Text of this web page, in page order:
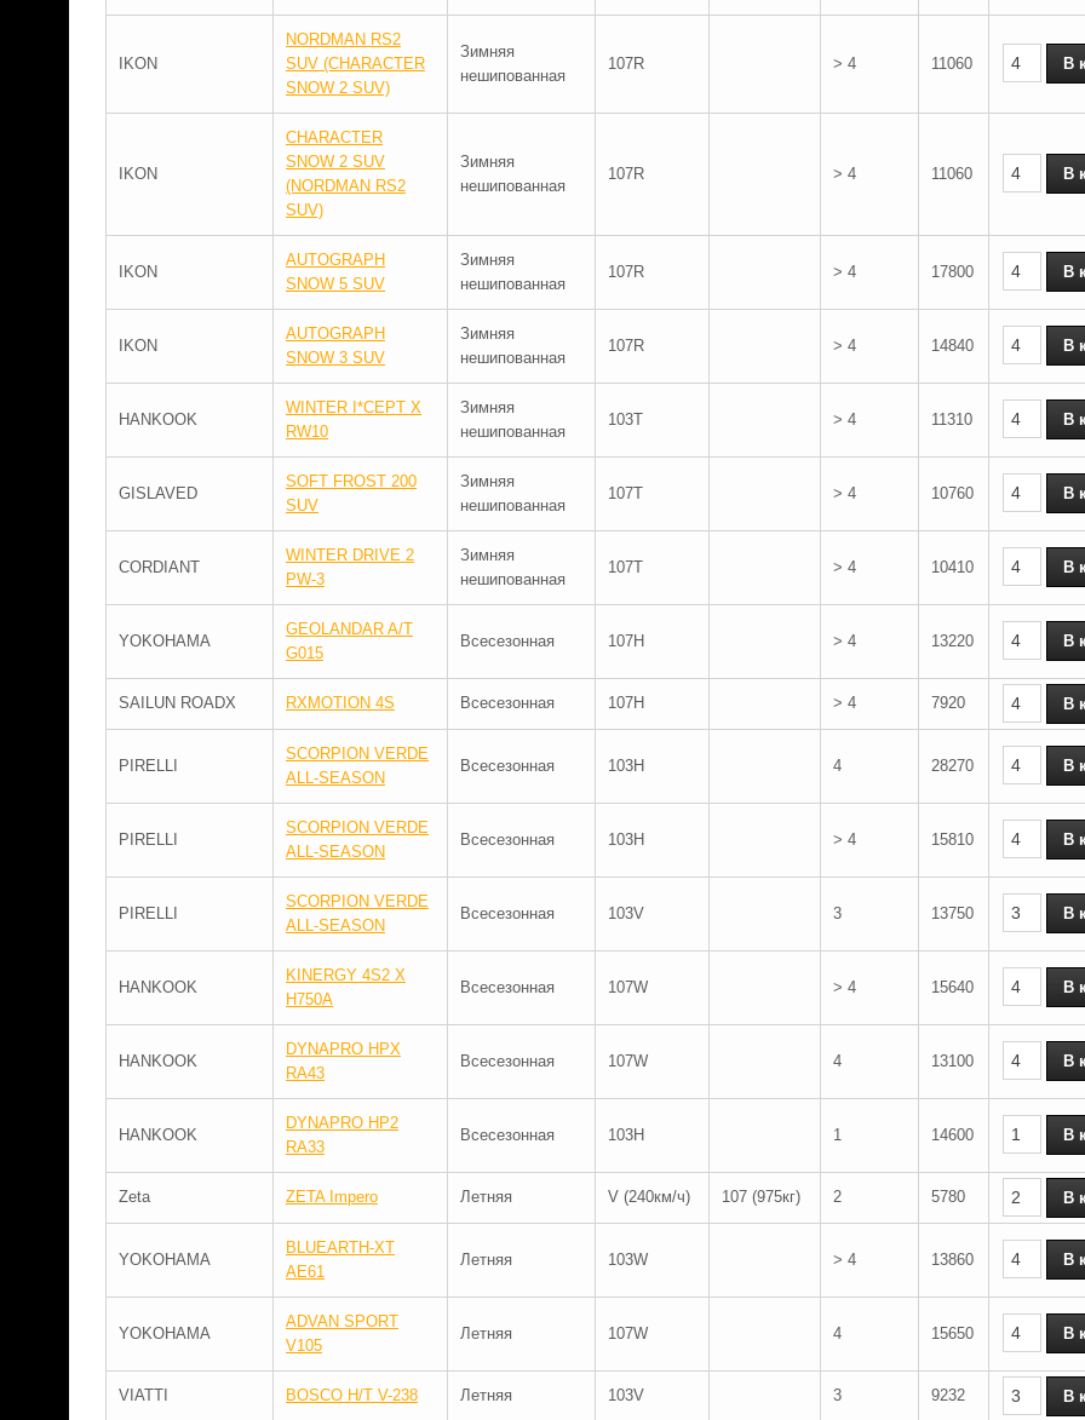
IKON
NORDMAN RS2
SUV (CHARACTER
SNOW 2 SUV)
Зимняя
нешипованная
107R > 4 11060
IKON
CHARACTER
SNOW 2 SUV
(NORDMAN RS2
SUV)
Зимняя
нешипованная
107R > 4 11060
IKON
AUTOGRAPH
SNOW 5 SUV
Зимняя
нешипованная
107R > 4 17800
IKON
AUTOGRAPH
SNOW 3 SUV
Зимняя
нешипованная
107R > 4 14840
HANKOOK
WINTER I*CEPT X
RW10
Зимняя
нешипованная
103T > 4 11310
GISLAVED
SOFT FROST 200
SUV
Зимняя
нешипованная
107T > 4 10760
CORDIANT
WINTER DRIVE 2
PW-3
Зимняя
нешипованная
107T > 4 10410
YOKOHAMA
GEOLANDAR A/T
G015
Всесезонная 107H > 4 13220
SAILUN ROADX RXMOTION 4S Всесезонная 107H > 4 7920
PIRELLI
SCORPION VERDE
ALL-SEASON
Всесезонная 103H 4 28270
PIRELLI
SCORPION VERDE
ALL-SEASON
Всесезонная 103H > 4 15810
PIRELLI
SCORPION VERDE
ALL-SEASON
Всесезонная 103V 3 13750
HANKOOK
KINERGY 4S2 X
H750A
Всесезонная 107W > 4 15640
HANKOOK
DYNAPRO HPX
RA43
Всесезонная 107W 4 13100
HANKOOK
DYNAPRO HP2
RA33
Всесезонная 103H 1 14600
Zeta ZETA Impero Летняя V (240км/ч) 107 (975кг) 2 5780
YOKOHAMA
BLUEARTH-XT
AE61
Летняя 103W > 4 13860
YOKOHAMA
ADVAN SPORT
V105
Летняя 107W 4 15650
VIATTI BOSCO H/T V-238 Летняя 103V 3 9232